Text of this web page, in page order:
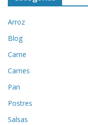
Arroz
Blog
Carne
Carnes
Pan
Postres
Salsas